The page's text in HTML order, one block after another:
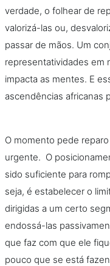
verdade, o folhear de
valorizá-las ou,
passar de mãos. Um
representatividades em
impacta as mentes. E
ascendências africanas
O momento pede
urgente. O
sido suficiente para
seja, é estabelecer o
dirigidas a um certo
endossá-las
que faz com que ele
pouco que se está